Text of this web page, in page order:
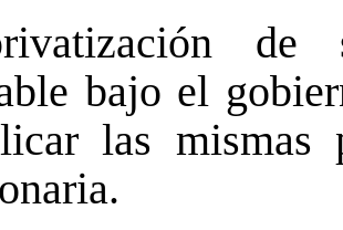
de
bajo el
las mismas